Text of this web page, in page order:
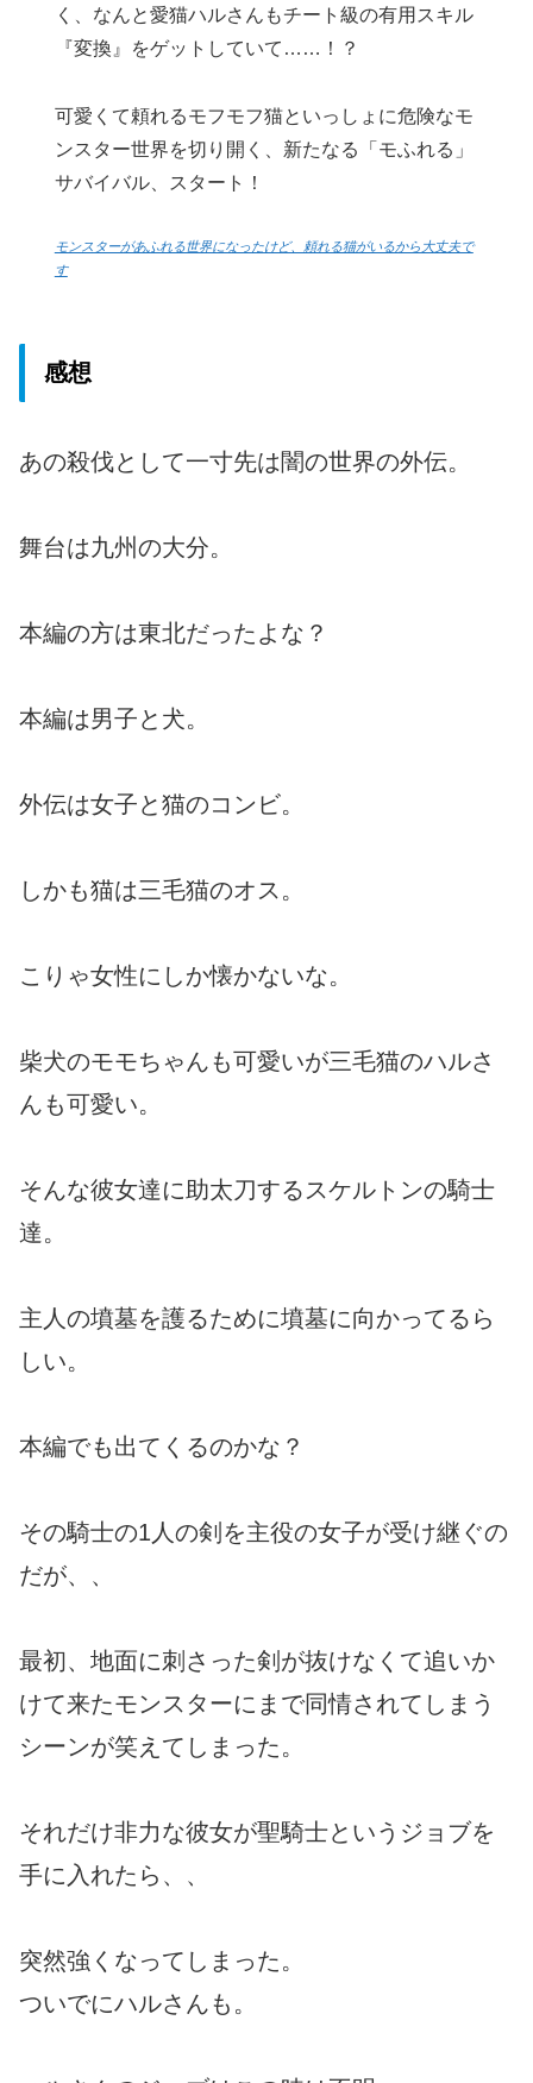
く、なんと愛猫ハルさんもチート級の有用スキル
『変換』をゲットしていて……！？
可愛くて頼れるモフモフ猫といっしょに危険なモ
ンスター世界を切り開く、新たなる「モふれる」
サバイバル、スタート！
モンスターがあふれる世界になったけど、頼れる猫がいるから大丈夫で
す
感想
あの殺伐として一寸先は闇の世界の外伝。
舞台は九州の大分。
本編の方は東北だったよな？
本編は男子と犬。
外伝は女子と猫のコンビ。
しかも猫は三毛猫のオス。
こりゃ女性にしか懐かないな。
柴犬のモモちゃんも可愛いが三毛猫のハルさ
んも可愛い。
そんな彼女達に助太刀するスケルトンの騎士
達。
主人の墳墓を護るために墳墓に向かってるら
しい。
本編でも出てくるのかな？
その騎士の1人の剣を主役の女子が受け継ぐの
だが、、
最初、地面に刺さった剣が抜けなくて追いか
けて来たモンスターにまで同情されてしまう
シーンが笑えてしまった。
それだけ非力な彼女が聖騎士というジョブを
手に入れたら、、
突然強くなってしまった。
ついでにハルさんも。